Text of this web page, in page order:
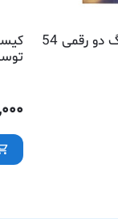
تابلو پلاک آدرس ال ای دی بزرگ دو رقمی 54